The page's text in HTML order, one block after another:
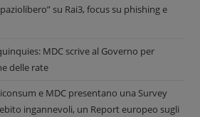
su Rai3, focus su phishing e
MDC scrive al Governo per
delle rate
e MDC presentano una Survey
ingannevoli, un Report europeo sugli